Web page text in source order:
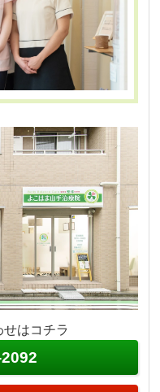
せはコチラ